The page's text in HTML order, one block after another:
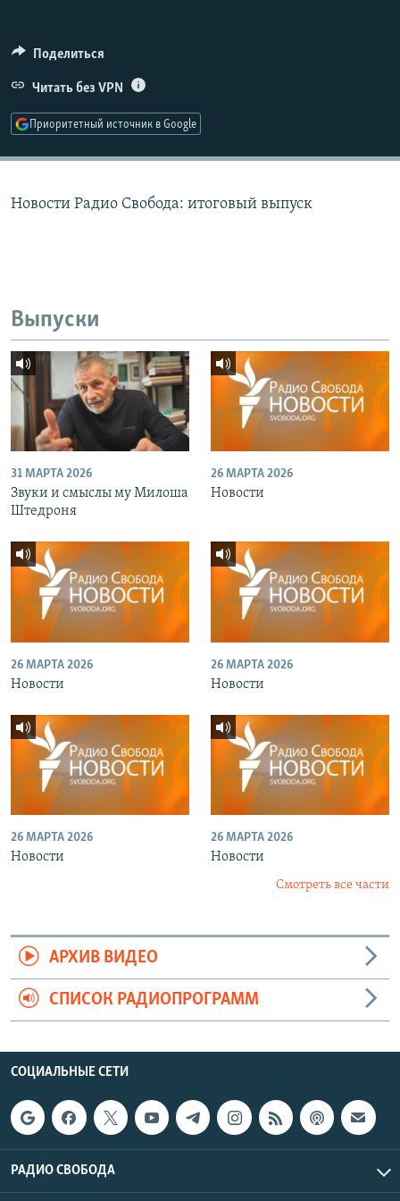
ПОДПИШИТЕСЬ НА РАССЫЛКУ
СОЦИАЛЬНЫЕ СЕТИ
Поделиться
Читать без VPN
Приоритетный источник в Google
Новости Радио Свобода: итоговый выпуск
Выпуски
31 МАРТА 2026
Звуки и смыслы му Милоша
Штедроня
26 МАРТА 2026
Новости
26 МАРТА 2026
Новости
26 МАРТА 2026
Новости
26 МАРТА 2026
Новости
26 МАРТА 2026
Новости
Смотреть все части
АРХИВ ВИДЕО
СПИСОК РАДИОПРОГРАММ
СОЦИАЛЬНЫЕ СЕТИ
РАДИО СВОБОДА